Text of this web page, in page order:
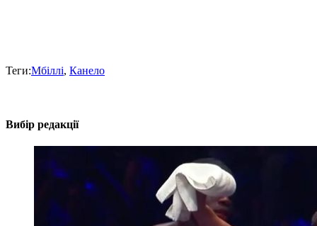
Теги:Мбіллі, Канело
Вибір редакції